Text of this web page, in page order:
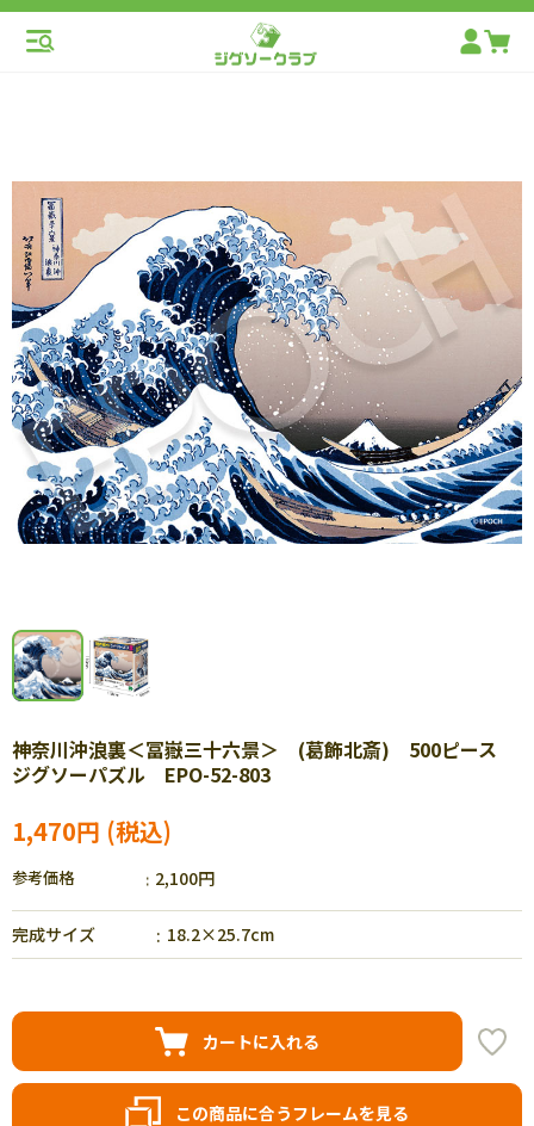
神奈川沖浪裏＜冨嶽三十六景＞ (葛飾北斎) 500ピース
ジグソーパズル EPO-52-803
1,470円
参考価格 2,100円
完成サイズ 18.2×25.7cm
カートに入れる
この商品に合うフレームを見る